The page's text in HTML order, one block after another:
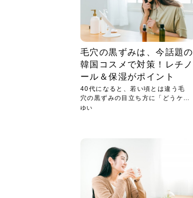
毛穴の黒ずみは、今話題の
韓国コスメで対策！レチノ
ール＆保湿がポイント
40代になると、若い頃とは違う毛
穴の黒ずみの目立ち方に「どうケア
すれ...
ゆい